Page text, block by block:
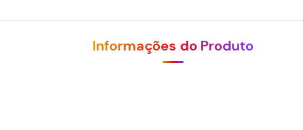
Informações do Produto